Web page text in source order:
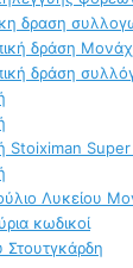
δραση
δράση
δράση
Stoiximan
Λυκείου
κωδικοί